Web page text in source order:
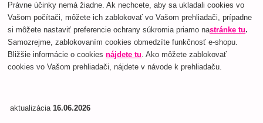
Právne účinky nemá žiadne. Ak nechcete, aby sa ukladali cookies vo
Vašom počítači, môžete ich zablokovať vo Vašom prehliadači, prípadne
si môžete nastaviť preferencie ochrany súkromia priamo nastránke tu.
Samozrejme, zablokovaním cookies obmedzíte funkčnosť e-shopu.
Bližšie informácie o cookiesnájdete tu. Ako môžete zablokovať
cookies vo Vašom prehliadači, nájdete v návode k prehliadaču.
aktualizácia16.06.2026